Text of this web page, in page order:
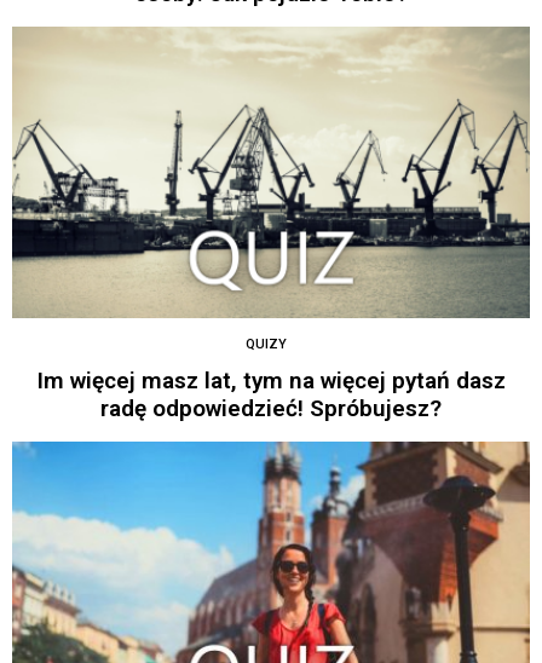
QUIZY
Im więcej masz lat, tym na więcej pytań dasz
radę odpowiedzieć! Spróbujesz?